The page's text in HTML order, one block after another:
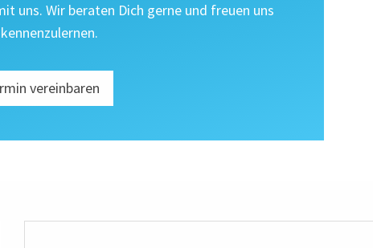
uns. Wir beraten Dich gerne und freuen uns
vereinbaren